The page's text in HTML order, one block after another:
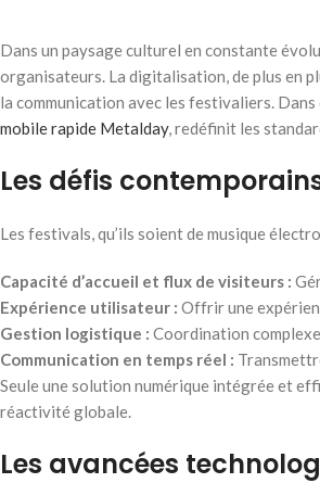
Dans un paysage culturel en constante
organisateurs. La digitalisation, de plus en
la communication avec les festivaliers.
mobile rapide Metalday, redéfinit les
Les défis
Les festivals, qu’ils soient de musique
Capacité d’accueil et flux de visiteurs :
Expérience utilisateur : Offrir une
Gestion logistique : Coordination
Communication en temps réel :
Seule une solution numérique intégrée et
réactivité globale.
Les avancées